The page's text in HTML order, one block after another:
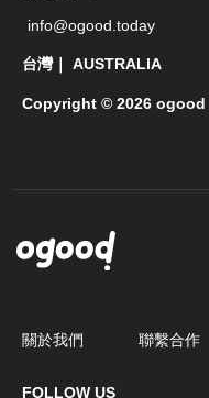
info@ogood.today
台灣｜ AUSTRALIA
Copyright © 2026 ogood
關於我們 聯繫合作
FOLLOW US